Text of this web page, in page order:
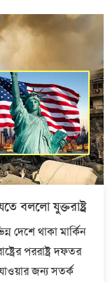
বললো যুক্তরাষ্ট্র
দেশে থাকা মার্কিন
পররাষ্ট্র দফতর
জন্য সতর্ক